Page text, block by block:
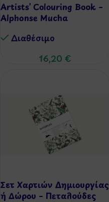
Artists’ Colouring Book –
Alphonse Mucha
Διαθέσιμo
16,20 €
Σετ Χαρτιών Δημιουργίας
ή Δώρου – Πεταλούδες